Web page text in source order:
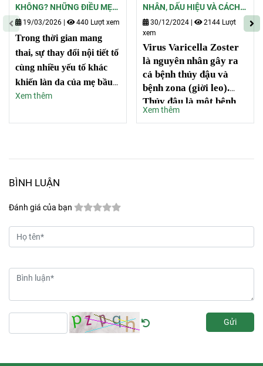
KHÔNG? NHỮNG ĐIỀU MẸ
BẦU CẦN BIẾT ĐỂ TRÁNH
RỦI RO
19/03/2026 440 Lượt xem
Trong thời gian mang
thai, sự thay đổi nội tiết tố
cùng nhiều yếu tố khác
khiến làn da của mẹ bầu
dễ gặp các vấn đề như
hiệu lão hóa sớm, da khô
nhắc cẩn trọng, bởi có thể
hưởng đến cả mẹ và thai
nhi. Vậy mẹ bầu có nên
peel da hay không?
Xem thêm
NHÂN, DẤU HIỆU VÀ CÁCH
PHÒNG NGỪA
30/12/2024
2144 Lượt
xem
Virus Varicella Zoster
là nguyên nhân gây ra
cả bệnh thủy đậu và
bệnh zona (giời leo).
Thủy đậu là một bệnh
truyền nhiễm có khả
thể tồn tại tiềm ẩn trong
zona.
Xem thêm
BÌNH LUẬN
Đánh giá của bạn
Gửi